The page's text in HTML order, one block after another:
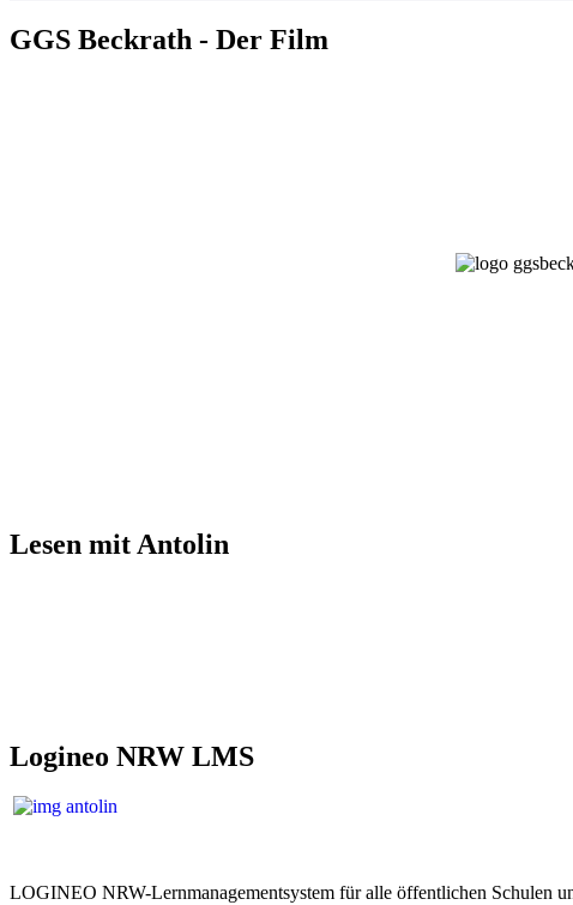
GGS Beckrath - Der Film
Lesen mit Antolin
Logineo NRW LMS
LOGINEO NRW-Lernmanagementsystem für alle öffentlichen Schulen